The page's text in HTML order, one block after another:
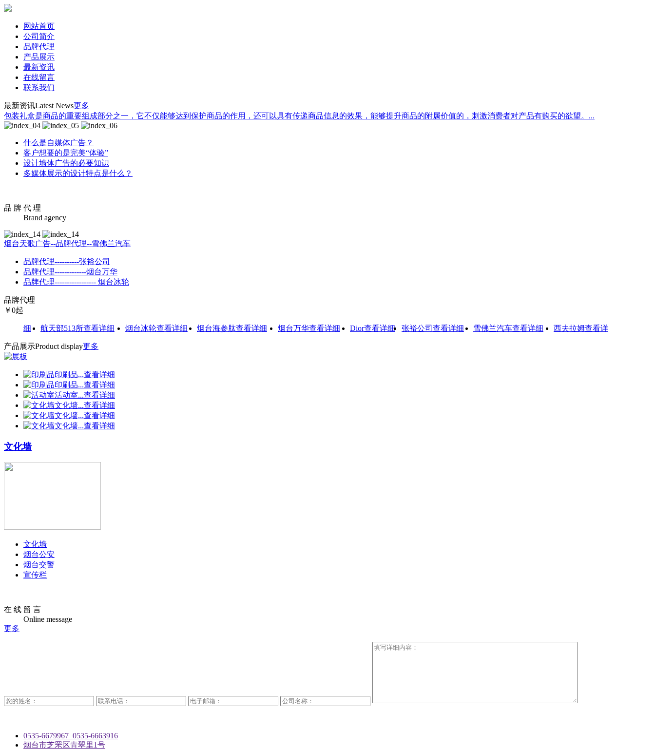
网站首页
公司简介
品牌代理
产品展示
最新资讯
在线留言
联系我们
最新资讯Latest News更多
包装礼盒是商品的重要组成部分之一，它不仅能够达到保护商品的作用，还可以具有传递商品信息的效果，能够提升商品的附属价值的，刺激消费者对产品有购买的欲望。...
什么是自媒体广告？
客户想要的是完美“体验”
设计墙体广告的必要知识
多媒体展示的设计特点是什么？
品 牌 代 理
Brand agency
烟台天歌广告--品牌代理--雪佛兰汽车
品牌代理----------张裕公司
品牌代理-------------烟台万华
品牌代理----------------- 烟台冰轮
品牌代理
￥0起
航天部513所查看详细 烟台冰轮查看详细 烟台海参肽查看详细 烟台万华查看详细 Dior查看详细 张裕公司查看详细 雪佛兰汽车查看详细 西夫拉姆查看详细
产品展示Product display更多
印刷品...查看详细
印刷品...查看详细
活动室...查看详细
文化墙...查看详细
文化墙...查看详细
文化墙...查看详细
文化墙
文化墙
烟台公安
烟台交警
宣传栏
在 线 留 言
Online message
更多
0535-6679967 0535-6663916
烟台市芝罘区青翠里1号